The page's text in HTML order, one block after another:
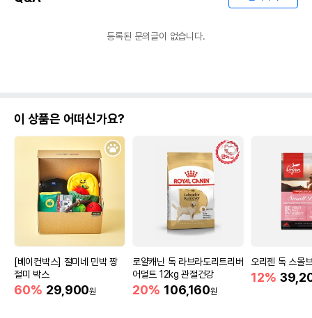
등록된 문의글이 없습니다.
이 상품은 어떠신가요?
[베이컨박스] 절미네 민박 짱
절미 박스
60% 29,900원
로얄캐닌 독 라브라도리트리버
어덜트 12kg 관절건강
20% 106,160원
오리젠 독 스몰
12%